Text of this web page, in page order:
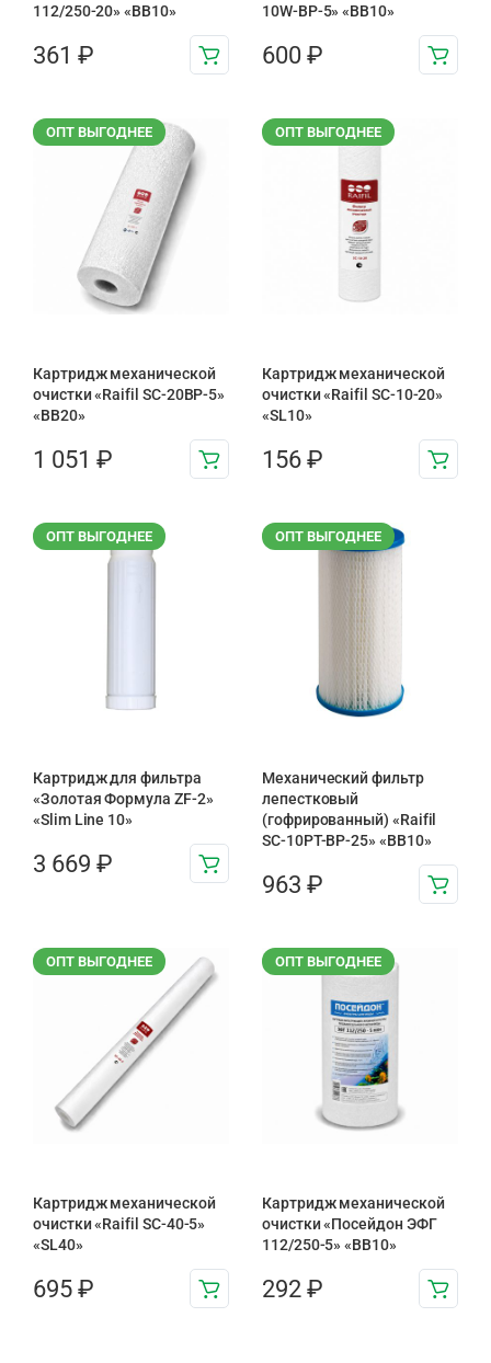
112/250-20» «ВВ10»
361 ₽
10W-BP-5» «BB10»
600 ₽
ОПТ ВЫГОДНЕЕ
Картридж механической
очистки «Raifil SC-20BP-5»
«BB20»
1 051 ₽
ОПТ ВЫГОДНЕЕ
Картридж механической
очистки «Raifil SC-10-20»
«SL10»
156 ₽
ОПТ ВЫГОДНЕЕ
Картридж для фильтра
«Золотая Формула ZF-2»
«Slim Line 10»
3 669 ₽
ОПТ ВЫГОДНЕЕ
Механический фильтр
лепестковый
(гофрированный) «Raifil
SC-10PT-ВР-25» «BB10»
963 ₽
ОПТ ВЫГОДНЕЕ
Картридж механической
очистки «Raifil SC-40-5»
«SL40»
695 ₽
ОПТ ВЫГОДНЕЕ
Картридж механической
очистки «Посейдон ЭФГ
112/250-5» «ВВ10»
292 ₽